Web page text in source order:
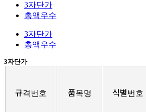
3자단가
총액우수
3자단가
총액우수
3자단가
규격번호 품목명 식별번호